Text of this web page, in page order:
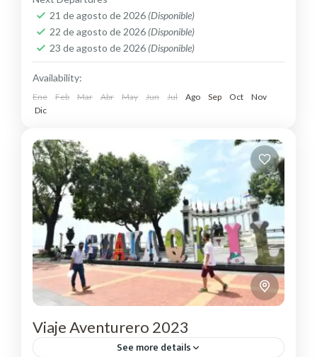
Easy
21 de agosto de 2026 (Disponible)
22 de agosto de 2026 (Disponible)
23 de agosto de 2026 (Disponible)
Availability:
Ene Feb Mar Abr May Jun Jul Ago Sep Oct
Nov
Dic
Viaje Aventurero 2023
See more details